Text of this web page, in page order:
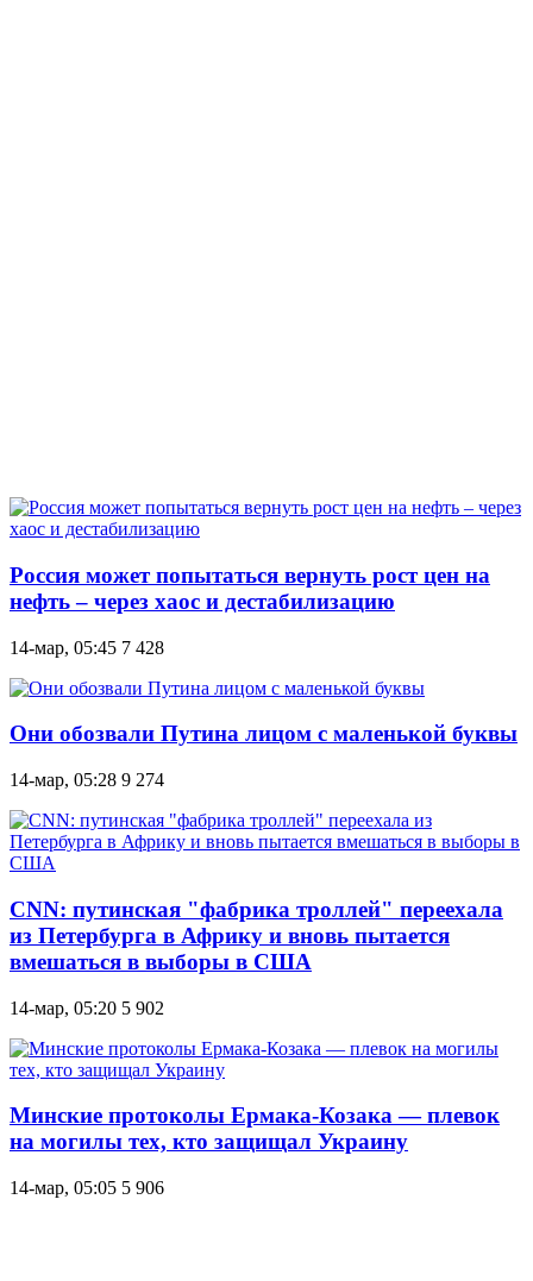
Россия может попытаться вернуть рост цен на
нефть – через хаос и дестабилизацию
14-мар, 05:45 7 428
Они обозвали Путина лицом с маленькой буквы
14-мар, 05:28 9 274
CNN: путинская "фабрика троллей" переехала
из Петербурга в Африку и вновь пытается
вмешаться в выборы в США
14-мар, 05:20 5 902
Минские протоколы Ермака-Козака — плевок
на могилы тех, кто защищал Украину
14-мар, 05:05 5 906